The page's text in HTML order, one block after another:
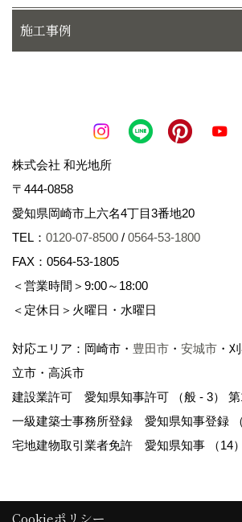
施工事例
株式会社 和光地所
〒444-0858
愛知県岡崎市上六名4丁目3番地20
TEL： 0120-07-8500 / 0564-53-1800
FAX：0564-53-1805
＜営業時間＞9:00～18:00
＜定休日＞火曜日・水曜日
対応エリア：岡崎市・ 豊田市 ・ 安城市 ・
立市・高浜市
建設業許可 愛知県知事許可 （般 - 3） 第
一級建築士事務所登録 愛知県知事登録
宅地建物取引業者免許 愛知県知事 （14
Cookieポリシー